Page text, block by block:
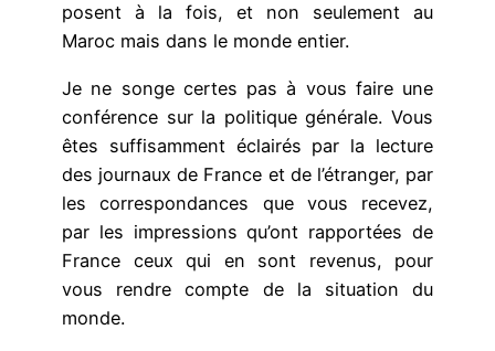
posent à la fois, et non seulement au
Maroc mais dans le monde entier.
Je ne songe certes pas à vous faire une
conférence sur la politique générale. Vous
êtes suffisamment éclairés par la lecture
des journaux de France et de l’étranger, par
les correspondances que vous recevez,
par les impressions qu’ont rapportées de
France ceux qui en sont revenus, pour
vous rendre compte de la situation du
monde.